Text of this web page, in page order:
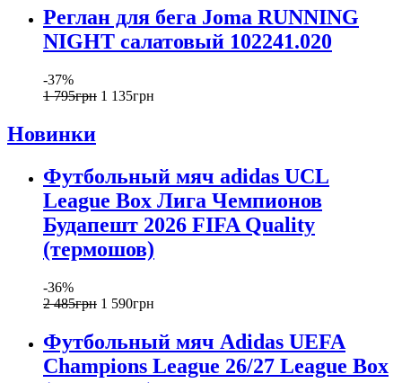
Реглан для бега Joma RUNNING
NIGHT салатовый 102241.020
-37%
1 795грн 1 135грн
Новинки
Футбольный мяч adidas UCL
League Box Лига Чемпионов
Будапешт 2026 FIFA Quality
(термошов)
-36%
2 485грн 1 590грн
Футбольный мяч Adidas UEFA
Champions League 26/27 League Box